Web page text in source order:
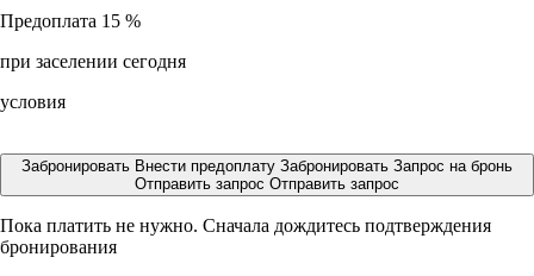
Предоплата 15 %
при заселении сегодня
условия
Забронировать Внести предоплату Забронировать Запрос на бронь
Отправить запрос Отправить запрос
Пока платить не нужно. Сначала дождитесь подтверждения
бронирования